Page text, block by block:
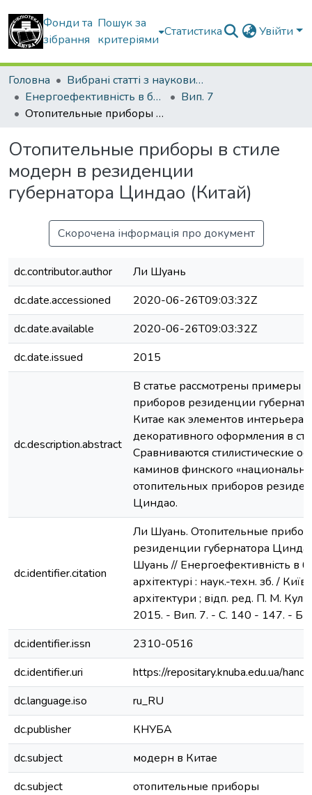
Фонди та
зібрання
Пошук за
критеріями
Статистика Увійти
Головна
Вибрані статті з наукових збірників КНУБА
Енергоефективність в будівництві та архітектурі
Вип. 7
Отопительные приборы в стиле модерн в резиденции губернатора Циндао (Китай)
Отопительные приборы в стиле
модерн в резиденции
губернатора Циндао (Китай)
Скорочена інформація про документ
dc.contributor.author
Ли Шуань
dc.date.accessioned
2020-06-26T09:03:32Z
dc.date.available
2020-06-26T09:03:32Z
dc.date.issued
2015
dc.description.abstract
В статье рассмотрены примеры
приборов резиденции
Китае как элементов
декоративного оформления в
Сравниваются стилистические
каминов финского
отопительных приборов
Циндао.
dc.identifier.citation
Ли Шуань. Отопительные
резиденции губернатора
Шуань // Енергоефективність в
архітектурі : наук.-техн. зб. /
архітектури ; відп. ред. П. М.
2015. - Вип. 7. - С. 140 - 147. -
dc.identifier.issn
2310-0516
dc.identifier.uri
https://repositary.knuba.edu.ua/
dc.language.iso
ru_RU
dc.publisher
КНУБА
dc.subject
модерн в Китае
dc.subject
отопительные приборы